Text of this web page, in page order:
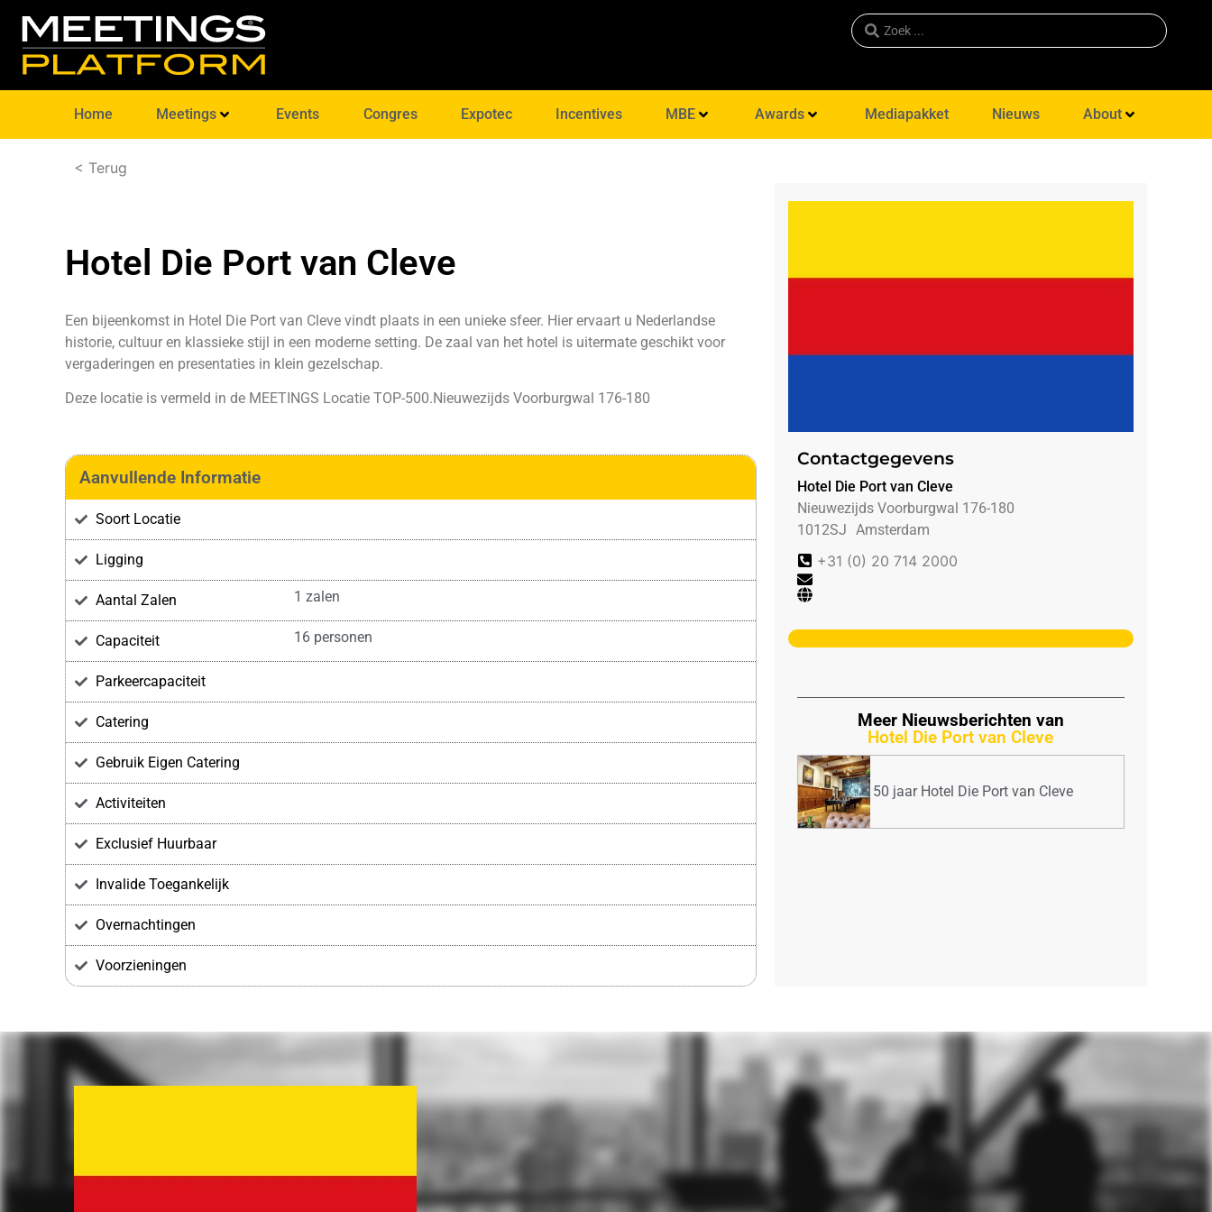
Home Meetings Events Congres Expotec Incentives MBE Awards Mediapakket Nieuws About
< Terug
Hotel Die Port van Cleve
Een bijeenkomst in Hotel Die Port van Cleve vindt plaats in een unieke sfeer. Hier ervaart u Nederlandse
historie, cultuur en klassieke stijl in een moderne setting. De zaal van het hotel is uitermate geschikt voor
vergaderingen en presentaties in klein gezelschap.
Deze locatie is vermeld in de MEETINGS Locatie TOP-500.Nieuwezijds Voorburgwal 176-180
Aanvullende Informatie
Soort Locatie
Ligging
Aantal Zalen 1 zalen
Capaciteit 16 personen
Parkeercapaciteit
Catering
Gebruik Eigen Catering
Activiteiten
Exclusief Huurbaar
Invalide Toegankelijk
Overnachtingen
Voorzieningen
Contactgegevens
Hotel Die Port van Cleve
Nieuwezijds Voorburgwal 176-180
1012SJ Amsterdam
+31 (0) 20 714 2000
Meer Nieuwsberichten van
Hotel Die Port van Cleve
150 jaar Hotel Die Port van Cleve